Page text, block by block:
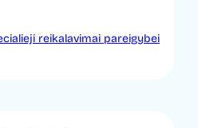
reikalavimai pareigybei